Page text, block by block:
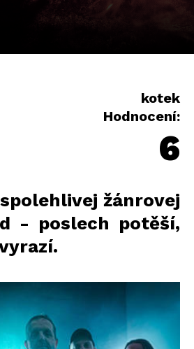
kotek
Hodnocení:
6
žánrovej
- poslech potěší,